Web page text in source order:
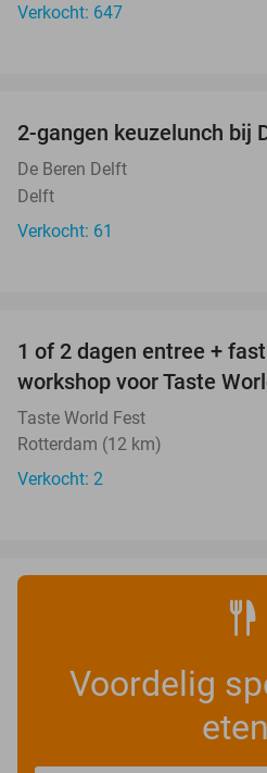
Verkocht: 647
2-gangen keuzelunch bij
De Beren Delft
Delft
Verkocht: 61
TODAY
1 of 2 dagen entree +
workshop voor Taste
Taste World Fest
Rotterdam (12 km)
Verkocht: 2
Voordelig